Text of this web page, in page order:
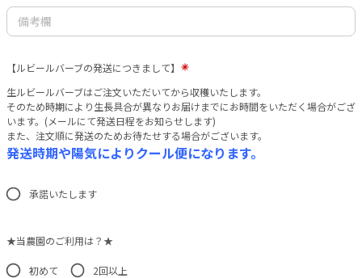
【ルビールバーブの発送につきまして】
生ルビールバーブはご注文いただいてから収穫いたします。
そのため時期により生長具合が異なりお届けまでにお時間をいただく場合がござ
います。(メールにて発送日程をお知らせします)
また、注文順に発送のためお待たせする場合がございます。
発送時期や陽気によりクール便になります。
承諾いたします
★当農園のご利用は？★
初めて 2回以上